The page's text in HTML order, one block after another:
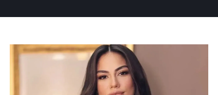
DAHA FAZLASI